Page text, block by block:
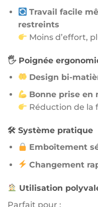
Travail facile
restreints
Moins d’effort,
🖐 Poignée
Design bi-
Bonne prise en
Réduction de la
🛠 Système pratique
Emboîtement
Changement
Utilisation
Parfait pour :